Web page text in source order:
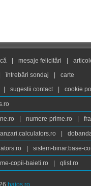
mesaje felicitări
întrebări sondaj
carte
sugestii contact cookie
numere-prime.ro
sistem-binar.base-
copii-baieti.ro qlist.ro
haios.ro